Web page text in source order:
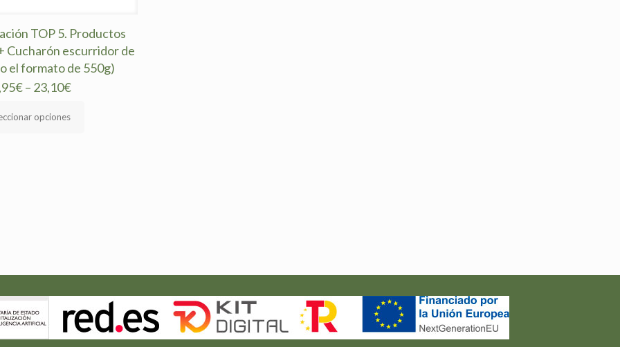
TOP 5. Productos
Cucharón escurridor de
el formato de 550g)
€– 23,10€
opciones